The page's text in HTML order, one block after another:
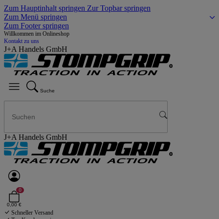
Zum Hauptinhalt springen Zur Topbar springen
Zum Menü springen
Zum Footer springen
Willkommen im Onlineshop
Kontakt zu uns
J+A Handels GmbH
Suche
J+A Handels GmbH
0
0,00 €
Schneller Versand